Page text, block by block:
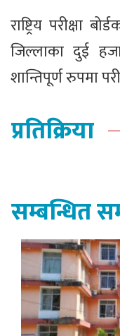
राष्ट्रिय परीक्षा
जिल्लाका दुई
शान्तिपूर्ण रुपमा
प्रतिक्रिया
सम्बन्धित